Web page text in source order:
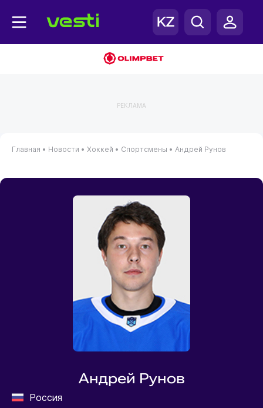
РЕКЛАМА
Главная • Новости • Хоккей • Спортсмены • Андрей Рунов
Андрей Рунов
Россия